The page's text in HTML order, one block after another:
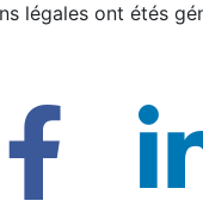
légales ont étés